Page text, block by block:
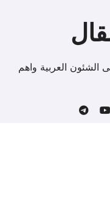
الشئون العربية واهم